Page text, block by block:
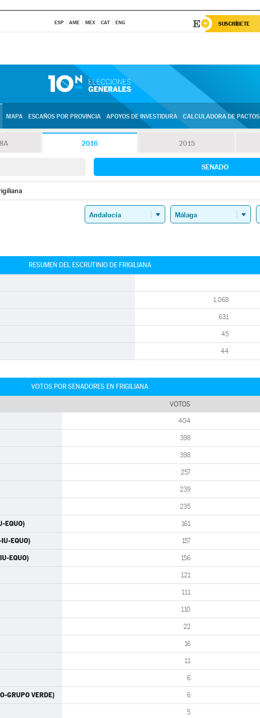
ESP AME MEX CAT ENG SUSCRÍBETE
MAPA ESCAÑOS POR PROVINCIA APOYOS DE INVESTIDURA CALCULADORA DE PACTOS
2016 2015
SENADO
RESUMEN DEL ESCRUTINIO DE FRIGILIANA
1.068
631
45
44
VOTOS POR SENADORES EN FRIGILIANA
VOTOS
404
398
398
257
239
235
EQUO) 161
EQUO) 157
EQUO) 156
121
111
110
22
16
11
6
GRUPO VERDE) 6
5